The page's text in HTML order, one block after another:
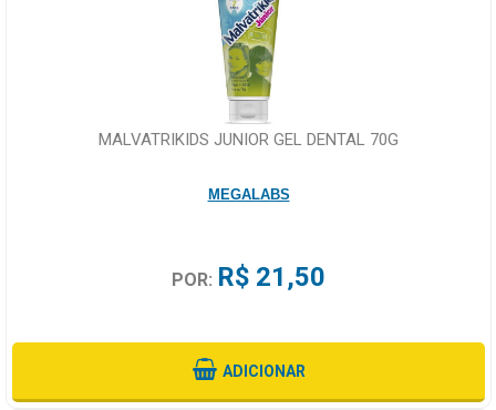
MALVATRIKIDS JUNIOR GEL DENTAL 70G
MEGALABS
POR: R$ 21,50
ADICIONAR